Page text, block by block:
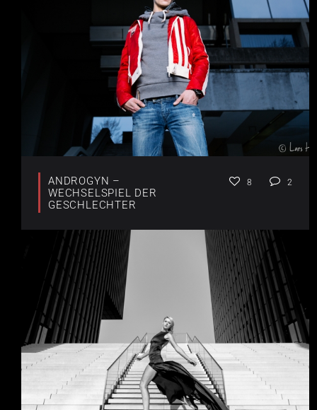
ANDROGYN –
WECHSELSPIEL DER
GESCHLECHTER
8 2